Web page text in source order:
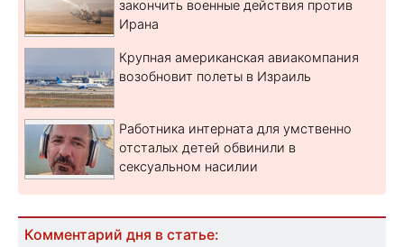
закончить военные действия против
Ирана
Крупная американская авиакомпания
возобновит полеты в Израиль
Работника интерната для умственно
отсталых детей обвинили в
сексуальном насилии
Комментарий дня в статье: